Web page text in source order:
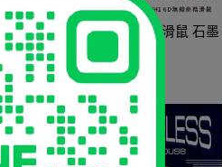
e-Power iH1 6D無線商務滑鼠 石墨
NT$249NT$349